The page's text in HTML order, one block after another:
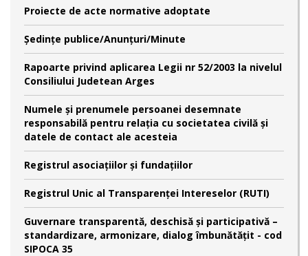
Proiecte de acte normative adoptate
Şedinţe publice/Anunţuri/Minute
Rapoarte privind aplicarea Legii nr 52/2003 la nivelul
Consiliului Judetean Arges
Numele şi prenumele persoanei desemnate
responsabilă pentru relaţia cu societatea civilă şi
datele de contact ale acesteia
Registrul asociațiilor și fundațiilor
Registrul Unic al Transparenței Intereselor (RUTI)
Guvernare transparentă, deschisă și participativă –
standardizare, armonizare, dialog îmbunătățit - cod
SIPOCA 35